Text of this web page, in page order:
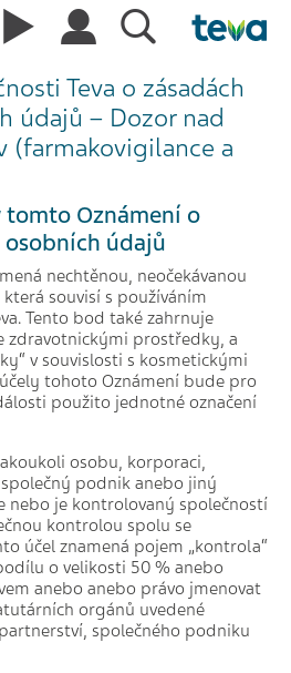
Teva o zásadách
údajů – Dozor nad
(farmakovigilance a
Oznámení o
údajů
nechtěnou, neočekávanou
souvisí s používáním
Tento bod také zahrnuje
zdravotnickými prostředky, a
v souvislosti s kosmetickými
tohoto Oznámení bude pro
použito jednotné označení
osobu, korporaci,
podnik anebo jiný
je kontrolovaný společností
kontrolou spolu se
účel znamená pojem „kontrola“
o velikosti 50 % anebo
anebo anebo právo jmenovat
orgánů uvedené
společného podniku